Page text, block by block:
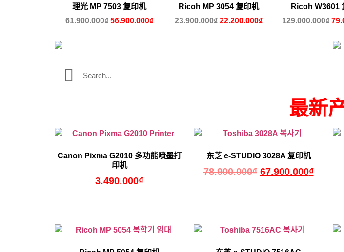
理光 MP 7503 复印机
61.900.000₫ 56.900.000₫
Ricoh MP 3054 复印机
23.900.000₫ 22.200.000₫
Ricoh W3601
129.000.000₫
最新
Canon Pixma G2010 多功能喷墨打
印机
3.490.000₫
东芝 e-STUDIO 3028A 复印机
78.900.000₫ 67.900.000₫